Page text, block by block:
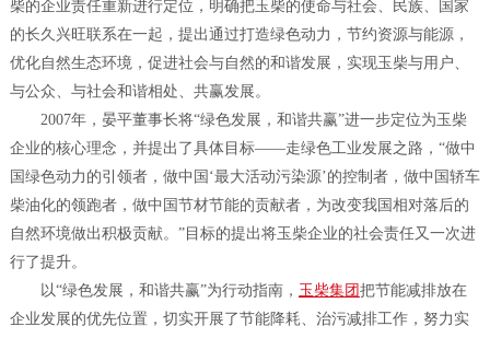
柴的企业责任重新进行定位，明确把玉柴的使命与社会、民族、国家
的长久兴旺联系在一起，提出通过打造绿色动力，节约资源与能源，
优化自然生态环境，促进社会与自然的和谐发展，实现玉柴与用户、
与公众、与社会和谐相处、共赢发展。
2007年，晏平董事长将“绿色发展，和谐共赢”进一步定位为玉柴
企业的核心理念，并提出了具体目标——走绿色工业发展之路，“做中
国绿色动力的引领者，做中国‘最大活动污染源’的控制者，做中国轿车
柴油化的领跑者，做中国节材节能的贡献者，为改变我国相对落后的
自然环境做出积极贡献。”目标的提出将玉柴企业的社会责任又一次进
行了提升。
以“绿色发展，和谐共赢”为行动指南， 玉柴集团 把节能减排放在
企业发展的优先位置，切实开展了节能降耗、治污减排工作，努力实